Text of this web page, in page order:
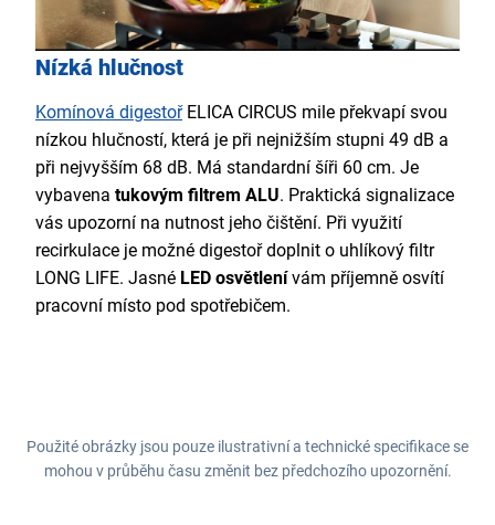
Nízká hlučnost
Komínová digestořELICA CIRCUS mile překvapí svou
nízkou hlučností, která je při nejnižším stupni 49 dB a
při nejvyšším 68 dB. Má standardní šíři 60 cm. Je
vybavena tukovým filtrem ALU. Praktická signalizace
vás upozorní na nutnost jeho čištění. Při využití
recirkulace je možné digestoř doplnit o uhlíkový filtr
LONG LIFE. Jasné LED osvětlenívám příjemně osvítí
pracovní místo pod spotřebičem.
Použité obrázky jsou pouze ilustrativní a technické specifikace se
mohou v průběhu času změnit bez předchozího upozornění.